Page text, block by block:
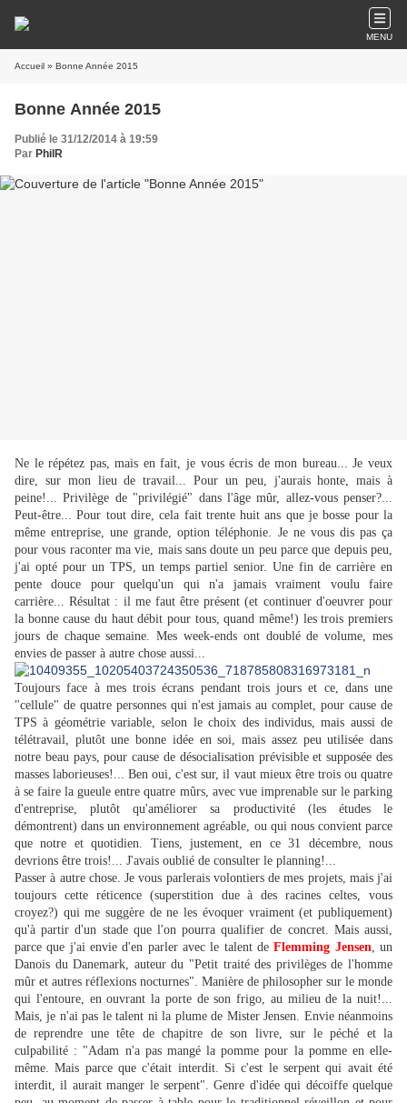
MENU
Accueil » Bonne Année 2015
Bonne Année 2015
Publié le 31/12/2014 à 19:59
Par PhilR
Ne le répétez pas, mais en fait, je vous écris de mon bureau... Je veux
dire, sur mon lieu de travail... Pour un peu, j'aurais honte, mais à
peine!... Privilège de "privilégié" dans l'âge mûr, allez-vous penser?...
Peut-être... Pour tout dire, cela fait trente huit ans que je bosse pour la
même entreprise, une grande, option téléphonie. Je ne vous dis pas ça
pour vous raconter ma vie, mais sans doute un peu parce que depuis peu,
j'ai opté pour un TPS, un temps partiel senior. Une fin de carrière en
pente douce pour quelqu'un qui n'a jamais vraiment voulu faire
carrière... Résultat : il me faut être présent (et continuer d'oeuvrer pour
la bonne cause du haut débit pour tous, quand même!) les trois premiers
jours de chaque semaine. Mes week-ends ont doublé de volume, mes
envies de passer à autre chose aussi...
Toujours face à mes trois écrans pendant trois jours et ce, dans une
"cellule" de quatre personnes qui n'est jamais au complet, pour cause de
TPS à géométrie variable, selon le choix des individus, mais aussi de
télétravail, plutôt une bonne idée en soi, mais assez peu utilisée dans
notre beau pays, pour cause de désocialisation prévisible et supposée des
masses laborieuses!... Ben oui, c'est sur, il vaut mieux être trois ou quatre
à se faire la gueule entre quatre mûrs, avec vue imprenable sur le parking
d'entreprise, plutôt qu'améliorer sa productivité (les études le
démontrent) dans un environnement agréable, ou qui nous convient parce
que notre et quotidien. Tiens, justement, en ce 31 décembre, nous
devrions être trois!... J'avais oublié de consulter le planning!...
Passer à autre chose. Je vous parlerais volontiers de mes projets, mais j'ai
toujours cette réticence (superstition due à des racines celtes, vous
croyez?) qui me suggère de ne les évoquer vraiment (et publiquement)
qu'à partir d'un stade que l'on pourra qualifier de concret. Mais aussi,
parce que j'ai envie d'en parler avec le talent deFlemming Jensen, un
Danois du Danemark, auteur du "Petit traité des privilèges de l'homme
mûr et autres réflexions nocturnes". Manière de philosopher sur le monde
qui l'entoure, en ouvrant la porte de son frigo, au milieu de la nuit!...
Mais, je n'ai pas le talent ni la plume de Mister Jensen. Envie néanmoins
de reprendre une tête de chapitre de son livre, sur le péché et la
culpabilité : "Adam n'a pas mangé la pomme pour la pomme en elle-
même. Mais parce que c'était interdit. Si c'est le serpent qui avait été
interdit, il aurait manger le serpent". Genre d'idée qui décoiffe quelque